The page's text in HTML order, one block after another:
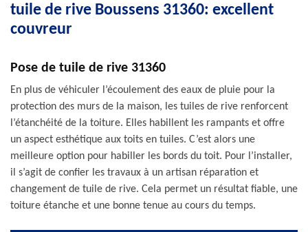
tuile de rive Boussens 31360: excellent
couvreur
Pose de tuile de rive 31360
En plus de véhiculer l’écoulement des eaux de pluie pour la
protection des murs de la maison, les tuiles de rive renforcent
l’étanchéité de la toiture. Elles habillent les rampants et offre
un aspect esthétique aux toits en tuiles. C’est alors une
meilleure option pour habiller les bords du toit. Pour l’installer,
il s’agit de confier les travaux à un artisan réparation et
changement de tuile de rive. Cela permet un résultat fiable, une
toiture étanche et une bonne tenue au cours du temps.